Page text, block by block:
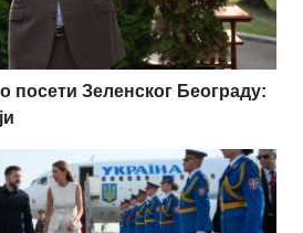
посети Зеленског Београду: